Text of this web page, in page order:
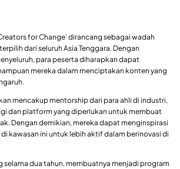
for Change’ dirancang sebagai wadah
dari seluruh Asia Tenggara. Dengan
para peserta diharapkan dapat
mereka dalam menciptakan konten yang
mencakup mentorship dari para ahli di industri,
dan platform yang diperlukan untuk membuat
Dengan demikian, mereka dapat menginspirasi
kawasan ini untuk lebih aktif dalam berinovasi di
selama dua tahun, membuatnya menjadi program